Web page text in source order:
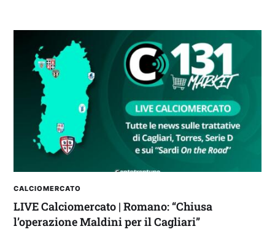
CALCIOMERCATO
LIVE Calciomercato | Romano: “Chiusa
l’operazione Maldini per il Cagliari”